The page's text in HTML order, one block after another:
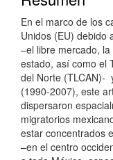
e
n
i
d
o
p
En el marco de los
Unidos (EU) debido
–el libre mercado,
estado, así como el
del Norte (TLCAN)-
(1990-2007), este
dispersaron
migratorios
estar concentrados
–en el centro